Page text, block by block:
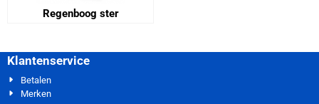
Regenboog ster
Klantenservice
Betalen
Merken